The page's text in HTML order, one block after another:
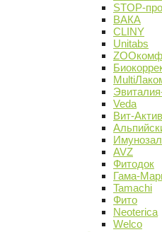
STOP-
ВАКА
CLINY
Unitabs
Veda
Вит-Актив
AVZ
Фитодок
Гама-
Tamachi
Фито
Neoterica
Welco